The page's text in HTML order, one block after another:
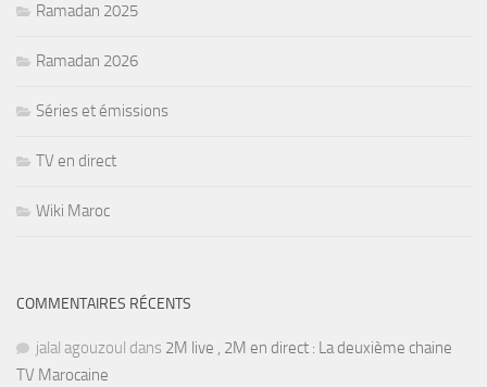
Ramadan 2025
Ramadan 2026
Séries et émissions
TV en direct
Wiki Maroc
COMMENTAIRES RÉCENTS
jalal agouzoul dans 2M live , 2M en direct : La deuxième chaine
TV Marocaine